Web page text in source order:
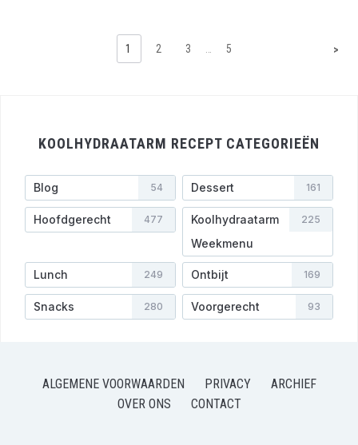
1 2 3 5 >
KOOLHYDRAATARM RECEPT CATEGORIEËN
Blog 54 Dessert 161
Hoofdgerecht 477
Koolhydraatarm
Weekmenu
225
Lunch 249 Ontbijt 169
Snacks 280 Voorgerecht 93
ALGEMENE VOORWAARDEN PRIVACY
ARCHIEF
OVER ONS
CONTACT